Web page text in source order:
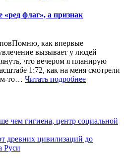
флаг», а признак
как впервые
вызывает у людей
что вечером я планирую
1:72, как на меня смотрели
то… Читать подробнее
чем гигиена, центр социальной
древних цивилизаций до
Руси